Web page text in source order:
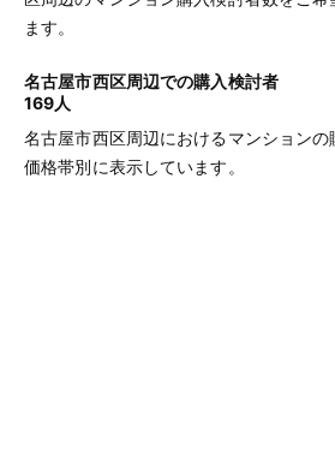
ます。
名古屋市西区周辺での購入検討者
169人
名古屋市西区周辺におけるマンション
価格帯別に表示しています。